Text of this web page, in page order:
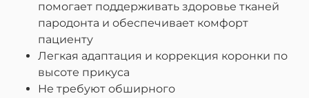
помогает поддерживать здоровье тканей
пародонта и обеспечивает комфорт
пациенту
Легкая адаптация и коррекция коронки по
высоте прикуса
Не требуют обширного